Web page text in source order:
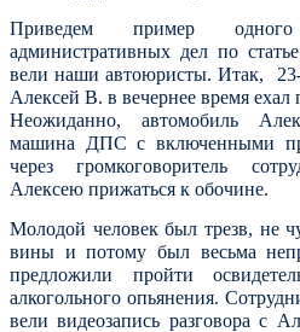
Приведем пример
административных дел по
вели наши автоюристы.Итак,
Алексей В. в вечернее время
Неожиданно, автомобиль
машина ДПС с включенными
через громкоговоритель
Алексею прижаться к обочине.
Молодой человек был трезв, не
вины и потому был весьма
предложили пройти
алкогольного опьянения.
вели видеозапись разговора с